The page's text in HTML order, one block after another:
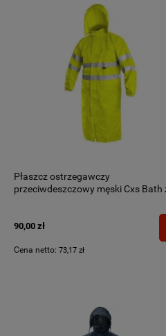
Płaszcz ostrzegawczy
przeciwdeszczowy męski Cxs Bath
90,00 zł
Cena netto: 73,17 zł